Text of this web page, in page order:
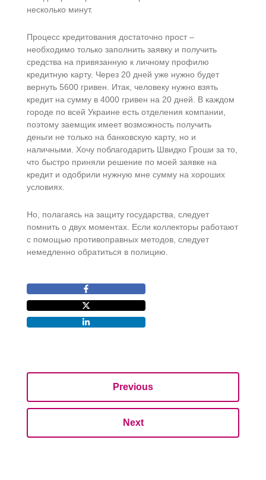
несколько минут.
Процесс кредитования достаточно прост –
необходимо только заполнить заявку и получить
средства на привязанную к личному профилю
кредитную карту. Через 20 дней уже нужно будет
вернуть 5600 гривен. Итак, человеку нужно взять
кредит на сумму в 4000 гривен на 20 дней. В каждом
городе по всей Украине есть отделения компании,
поэтому заемщик имеет возможность получить
деньги не только на банковскую карту, но и
наличными. Хочу поблагодарить Швидко Гроши за то,
что быстро приняли решение по моей заявке на
кредит и одобрили нужную мне сумму на хороших
условиях.
Но, полагаясь на защиту государства, следует
помнить о двух моментах. Если коллекторы работают
с помощью противоправных методов, следует
немедленно обратиться в полицию.
Previous
Next